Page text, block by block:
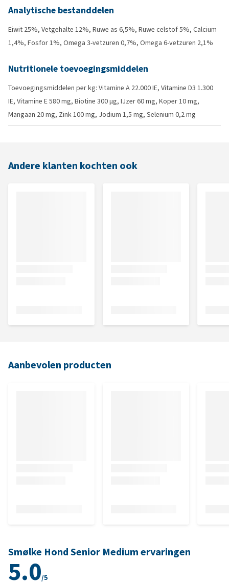
Analytische bestanddelen
Eiwit 25%, Vetgehalte 12%, Ruwe as 6,5%, Ruwe celstof 5%, Calcium
1,4%, Fosfor 1%, Omega 3-vetzuren 0,7%, Omega 6-vetzuren 2,1%
Nutritionele toevoegingsmiddelen
Toevoegingsmiddelen per kg: Vitamine A 22.000 IE, Vitamine D3 1.300
IE, Vitamine E 580 mg, Biotine 300 μg, IJzer 60 mg, Koper 10 mg,
Mangaan 20 mg, Zink 100 mg, Jodium 1,5 mg, Selenium 0,2 mg
Andere klanten kochten ook
Aanbevolen producten
Smølke Hond Senior Medium ervaringen
5.0/5